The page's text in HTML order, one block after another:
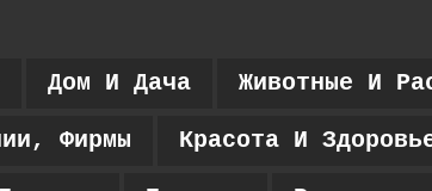
Дом И Дача Животные И
Фирмы Красота И